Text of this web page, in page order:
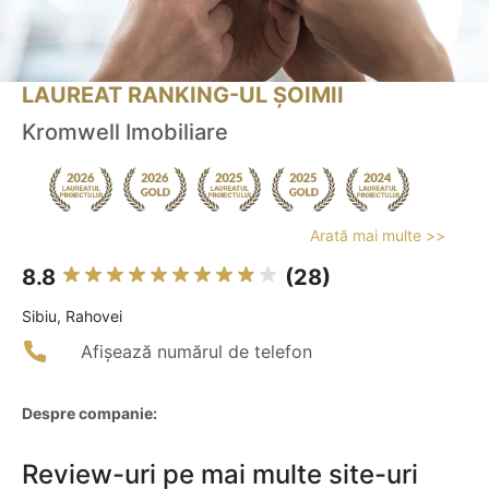
LAUREAT RANKING-UL ȘOIMII
Kromwell Imobiliare
Arată mai multe >>
8.8 (28)
Sibiu, Rahovei
Afișează numărul de telefon
Despre companie:
Review-uri pe mai multe site-uri